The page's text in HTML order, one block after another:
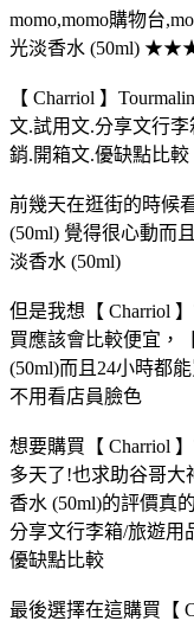
momo,momo購物台
光淡香水 (50ml)
【 Charriol 】
文.試用文.分享文行
銷.開箱文.優缺點比較
前幾天在逛街的時候
(50ml) 覺得很心動而
淡香水 (50ml)
但是我想【 Charriol
買應該會比較便宜，
(50ml)而且24小時都
不用看店員臉色
想要購買【 Charriol
多天了!也求助谷哥大
香水 (50ml)的評價真
分享文行李箱/旅遊用
優缺點比較
最後選擇在這購買【